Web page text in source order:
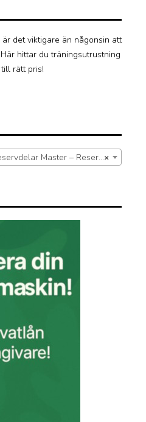
det viktigare än någonsin att
hittar du träningsutrustning
rätt pris!
×
Master – Reservdel löpband